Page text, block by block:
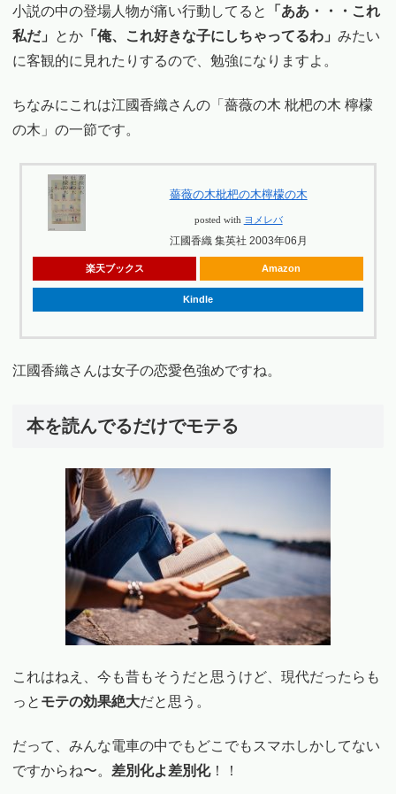
小説の中の登場人物が痛い行動してると
「ああ・・・これ
私だ」
とか 「俺、これ好きな子にしちゃってるわ」 みたい
に客観的に見れたりするので、勉強になりますよ。
ちなみにこれは江國香織さんの「薔薇の木 枇杷の木 檸檬
の木」の一節です。
薔薇の木枇杷の木檸檬の木
posted with ヨメレバ
江國香織 集英社 2003年06月
楽天ブックス Amazon
Kindle
江國香織さんは女子の恋愛色強めですね。
本を読んでるだけでモテる
これはねえ、今も昔もそうだと思うけど、現代だったらも
っと モテの効果絶大だと思う。
だって、みんな電車の中でもどこでもスマホしかしてない
ですからね〜。 差別化よ差別化！！